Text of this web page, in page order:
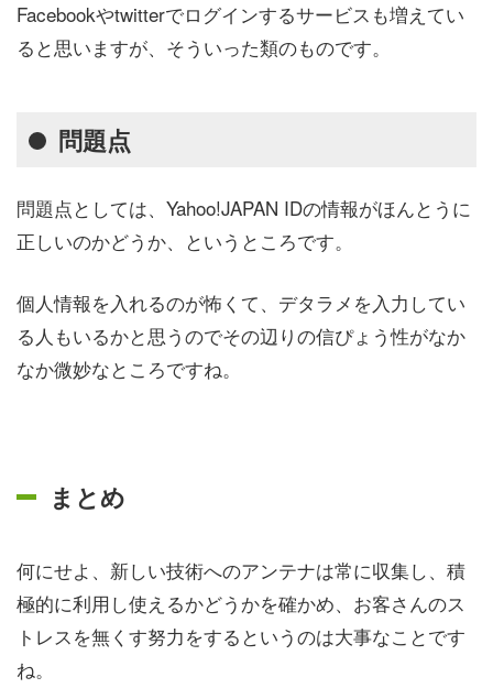
Facebookやtwitterでログインするサービスも増えてい
ると思いますが、そういった類のものです。
問題点
問題点としては、Yahoo!JAPAN IDの情報がほんとうに
正しいのかどうか、というところです。
個人情報を入れるのが怖くて、デタラメを入力してい
る人もいるかと思うのでその辺りの信ぴょう性がなか
なか微妙なところですね。
まとめ
何にせよ、新しい技術へのアンテナは常に収集し、積
極的に利用し使えるかどうかを確かめ、お客さんのス
トレスを無くす努力をするというのは大事なことです
ね。